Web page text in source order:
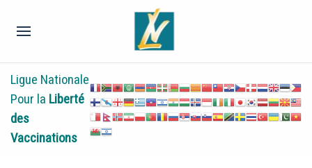
Ligue Nationale
Pour la Liberté
des
Vaccinations